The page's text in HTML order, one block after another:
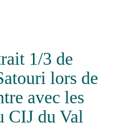
1/3 de
lors de
avec les
CIJ du Val